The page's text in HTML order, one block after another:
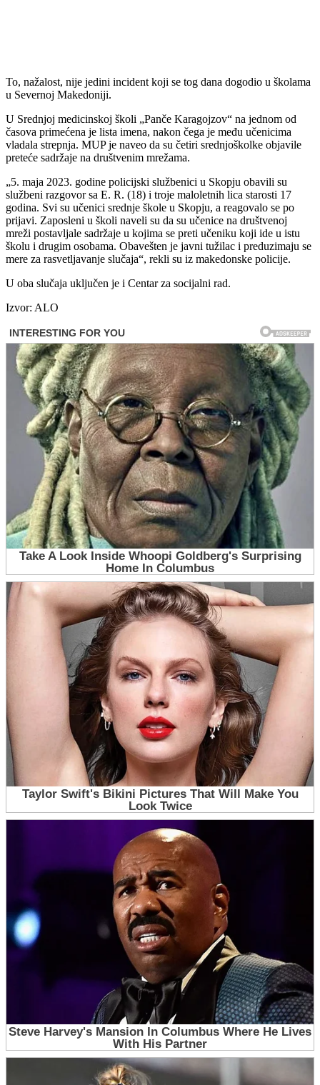
To, nažalost, nije jedini incident koji se tog dana dogodio u školama
u Severnoj Makedoniji.
U Srednjoj medicinskoj školi „Panče Karagojzov“ na jednom od
časova primećena je lista imena, nakon čega je među učenicima
vladala strepnja. MUP je naveo da su četiri srednjoškolke objavile
preteće sadržaje na društvenim mrežama.
„5. maja 2023. godine policijski službenici u Skopju obavili su
službeni razgovor sa E. R. (18) i troje maloletnih lica starosti 17
godina. Svi su učenici srednje škole u Skopju, a reagovalo se po
prijavi. Zaposleni u školi naveli su da su učenice na društvenoj
mreži postavljale sadržaje u kojima se preti učeniku koji ide u istu
školu i drugim osobama. Obavešten je javni tužilac i preduzimaju se
mere za rasvetljavanje slučaja“, rekli su iz makedonske policije.
U oba slučaja uključen je i Centar za socijalni rad.
Izvor: ALO